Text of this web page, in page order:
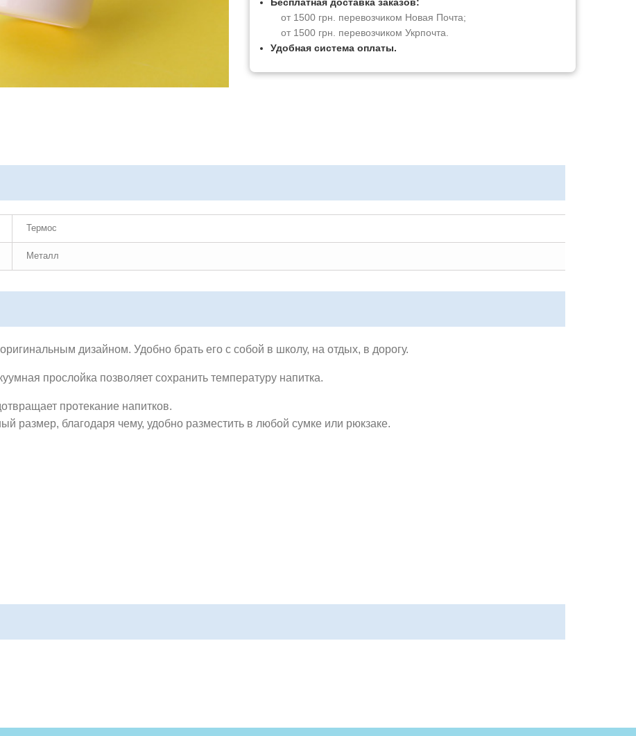
от 1500 грн. перевозчиком Новая Почта;
от 1500 грн. перевозчиком Укрпочта.
Удобная система оплаты.
Термос
Металл
дизайном. Удобно брать его с собой в школу, на отдых, в дорогу.
прослойка позволяет сохранить температуру напитка.
протекание напитков.
размер, благодаря чему, удобно разместить в любой сумке или рюкзаке.